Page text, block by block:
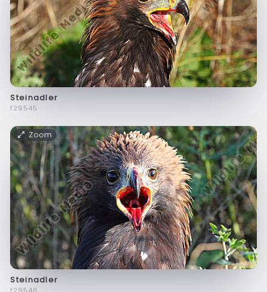
Steinadler
f29545
Zoom
Steinadler